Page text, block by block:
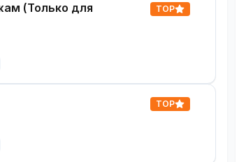
(Только для
TOP
TOP